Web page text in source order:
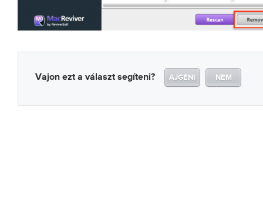
Vajon ezt a választ segíteni? AJGENI NEM